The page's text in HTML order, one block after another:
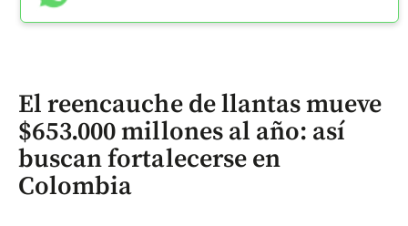
El reencauche de llantas mueve
$653.000 millones al año: así
buscan fortalecerse en
Colombia